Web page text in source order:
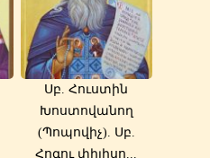
Սբ. Հուստին
Խոստովանող
(Պոպովիչ). Սբ.
Հոգու փիլիսո...